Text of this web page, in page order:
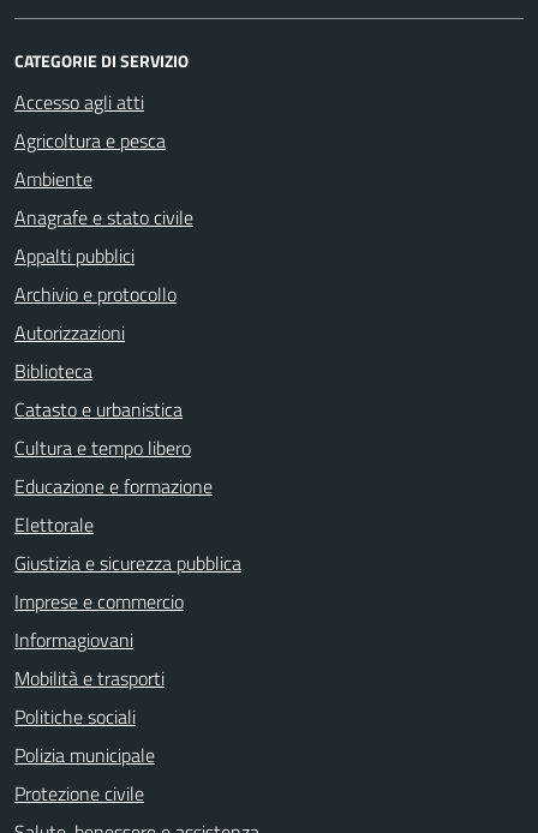
CATEGORIE DI SERVIZIO
Accesso agli atti
Agricoltura e pesca
Ambiente
Anagrafe e stato civile
Appalti pubblici
Archivio e protocollo
Autorizzazioni
Biblioteca
Catasto e urbanistica
Cultura e tempo libero
Educazione e formazione
Elettorale
Giustizia e sicurezza pubblica
Imprese e commercio
Informagiovani
Mobilità e trasporti
Politiche sociali
Polizia municipale
Protezione civile